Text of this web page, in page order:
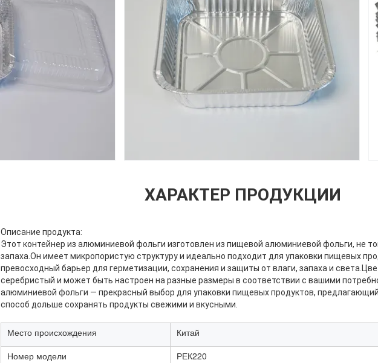
ХАРАКТЕР ПРОДУКЦИИ
Описание продукта:
Этот контейнер из алюминиевой фольги изготовлен из пищевой алюминиевой фольги, не
запаха.Он имеет микропористую структуру и идеально подходит для упаковки пищевых
превосходный барьер для герметизации, сохранения и защиты от влаги, запаха и
серебристый и может быть настроен на разные размеры в соответствии с вашими
алюминиевой фольги — прекрасный выбор для упаковки пищевых продуктов,
способ дольше сохранять продукты свежими и вкусными.
Место происхождения
Китай
Номер модели
РЕК220